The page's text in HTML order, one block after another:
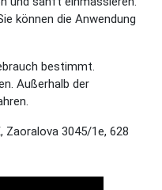
können die Anwendung
bestimmt.
Außerhalb der
Zaoralova 3045/1e, 628